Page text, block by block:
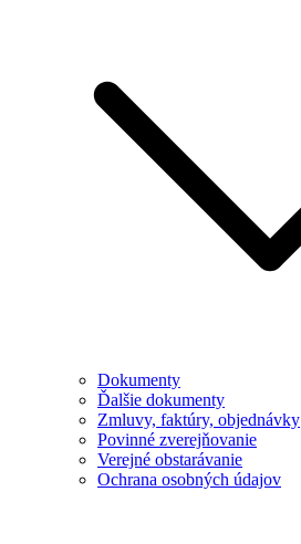
Dokumenty
Ďalšie dokumenty
Zmluvy, faktúry, objednávky
Povinné zverejňovanie
Verejné obstarávanie
Ochrana osobných údajov